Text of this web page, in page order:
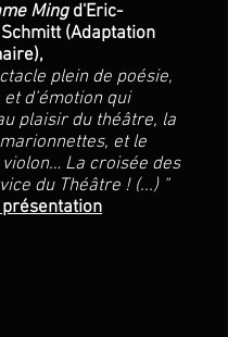
Mingd'Eric-
(Adaptation
plein de poésie,
d’émotion qui
plaisir du théâtre, la
et le
La croisée des
du Théâtre ! (...) "